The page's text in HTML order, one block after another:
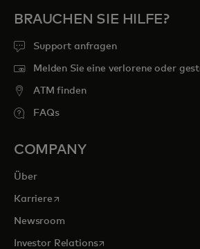
BRAUCHEN SIE HILFE?
Support anfragen
Melden Sie eine verlorene oder
ATM finden
FAQs
COMPANY
Über
Karrierewird in einer neuen
Newsroom
Investor Relationswird in einer neuen